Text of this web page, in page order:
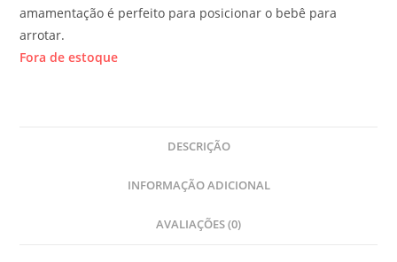
amamentação é perfeito para posicionar o bebê para
arrotar.
Fora de estoque
DESCRIÇÃO
INFORMAÇÃO ADICIONAL
AVALIAÇÕES (0)